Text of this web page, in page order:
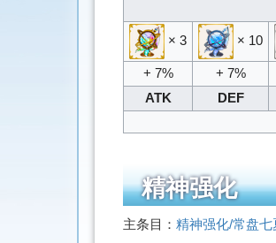
× 3 × 10
+ 7% + 7%
ATK
DEF
精神强化
主条目：精神强化/常盘七